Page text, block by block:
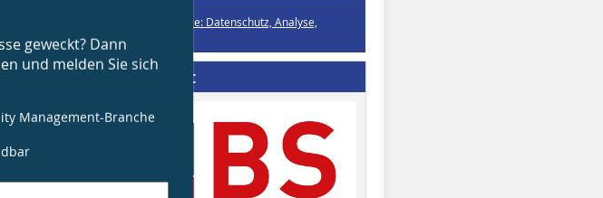
nur
geweckt? Dann
und melden Sie sich
Management-Branche
Beispiele, Hinweise: Datenschutz, Analyse,
Supplement